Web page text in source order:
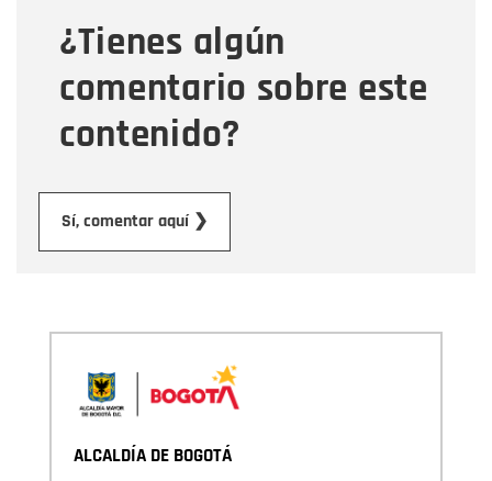
¿Tienes algún
comentario sobre este
contenido?
Sí, comentar aquí ❯
Mensaje
ALCALDÍA DE BOGOTÁ